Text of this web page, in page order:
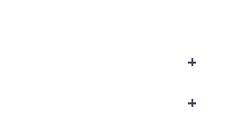
+
+